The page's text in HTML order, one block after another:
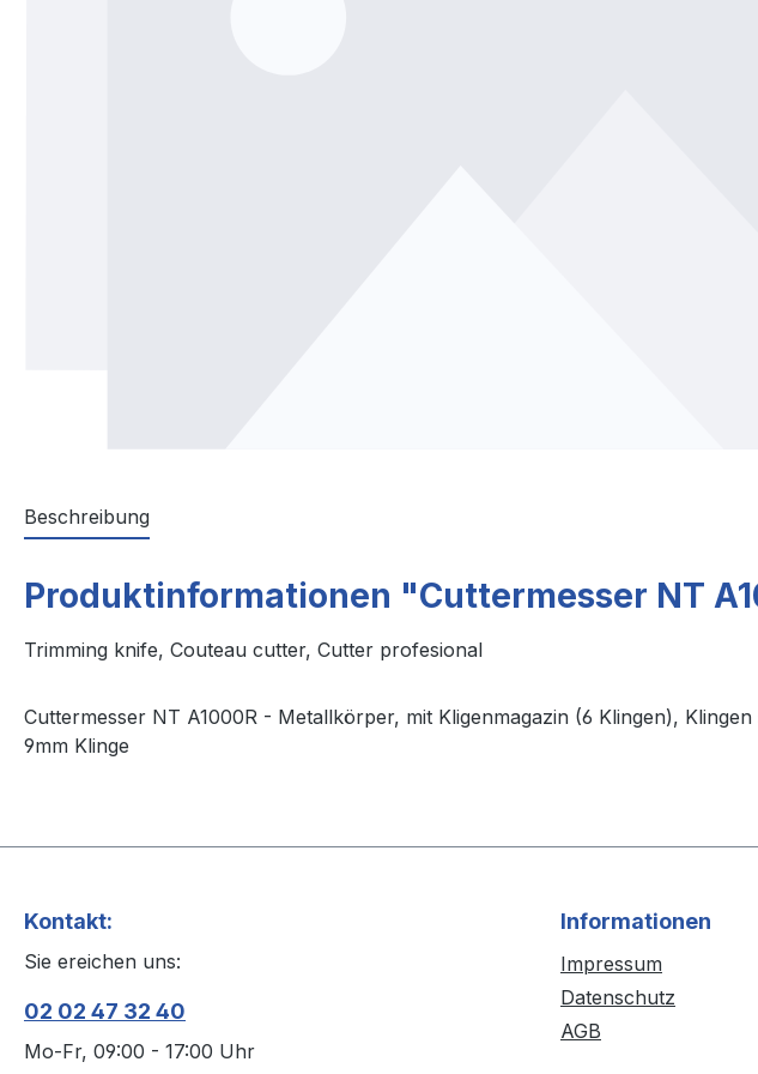
Beschreibung
Produktinformationen "Cuttermesser NT
Trimming knife, Couteau cutter, Cutter profesional
Cuttermesser NT A1000R - Metallkörper, mit Kligenmagazin (6 Klingen),
9mm Klinge
Kontakt:
Sie ereichen uns:
02 02 47 32 40
Mo-Fr, 09:00 - 17:00 Uhr
Informationen
Impressum
Datenschutz
AGB